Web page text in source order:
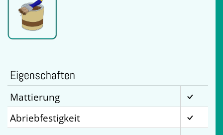
Eigenschaften
Mattierung
Abriebfestigkeit